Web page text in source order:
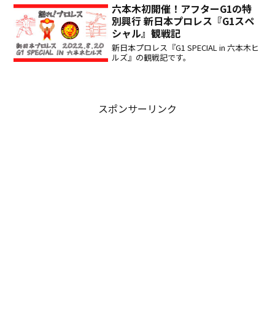
六本木初開催！アフターG1の特
別興行 新日本プロレス『G1スペ
シャル』観戦記
新日本プロレス『G1 SPECIAL in 六本木ヒ
ルズ』の観戦記です。
スポンサーリンク